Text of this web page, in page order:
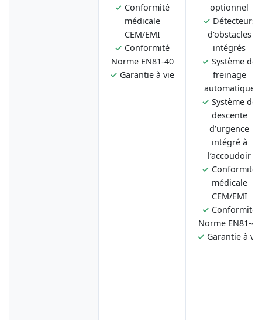
✓ Conformité
médicale
CEM/EMI
✓ Conformité
Norme EN81-40
✓ Garantie à vie
optionnel
✓ Détecteurs
d'obstacles
intégrés
✓ Système de
freinage
automatique
✓ Système de
descente
d’urgence
intégré à
l’accoudoir
✓ Conformité
médicale
CEM/EMI
✓ Conformité
Norme EN81-40
✓ Garantie à vie